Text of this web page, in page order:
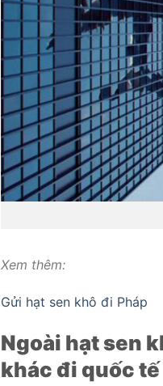
Xem thêm:
Gửi hạt sen khô đi Pháp
Ngoài hạt sen
khác đi quốc tế